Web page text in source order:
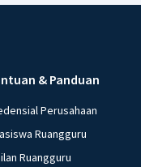
& Panduan
Perusahaan
Ruangguru
Ruangguru